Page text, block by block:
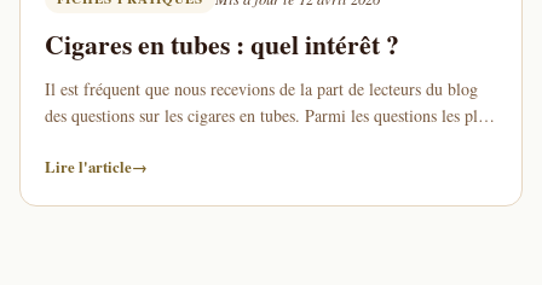
Cigares en tubes : quel intérêt ?
Il est fréquent que nous recevions de la part de lecteurs du blog
des questions sur les cigares en tubes. Parmi les questions les plus
Lire l'article→